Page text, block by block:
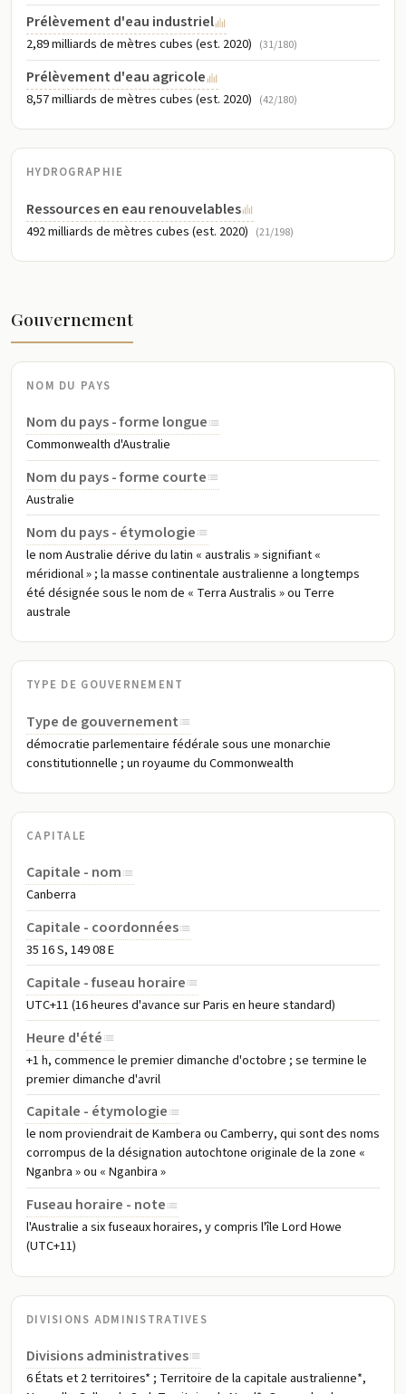
Prélèvement d'eau industriel
2,89 milliards de mètres cubes (est. 2020) (31/180)
Prélèvement d'eau agricole
8,57 milliards de mètres cubes (est. 2020) (42/180)
HYDROGRAPHIE
Ressources en eau renouvelables
492 milliards de mètres cubes (est. 2020) (21/198)
Gouvernement
NOM DU PAYS
Nom du pays - forme longue
Commonwealth d'Australie
Nom du pays - forme courte
Australie
Nom du pays - étymologie
le nom Australie dérive du latin « australis » signifiant «
méridional » ; la masse continentale australienne a longtemps
été désignée sous le nom de « Terra Australis » ou Terre
australe
TYPE DE GOUVERNEMENT
Type de gouvernement
démocratie parlementaire fédérale sous une monarchie
constitutionnelle ; un royaume du Commonwealth
CAPITALE
Capitale - nom
Canberra
Capitale - coordonnées
35 16 S, 149 08 E
Capitale - fuseau horaire
UTC+11 (16 heures d'avance sur Paris en heure standard)
Heure d'été
+1 h, commence le premier dimanche d'octobre ; se termine le
premier dimanche d'avril
Capitale - étymologie
le nom proviendrait de Kambera ou Camberry, qui sont des noms
corrompus de la désignation autochtone originale de la zone «
Nganbra » ou « Nganbira »
Fuseau horaire - note
l'Australie a six fuseaux horaires, y compris l'île Lord Howe
(UTC+11)
DIVISIONS ADMINISTRATIVES
Divisions administratives
6 États et 2 territoires* ; Territoire de la capitale australienne*,